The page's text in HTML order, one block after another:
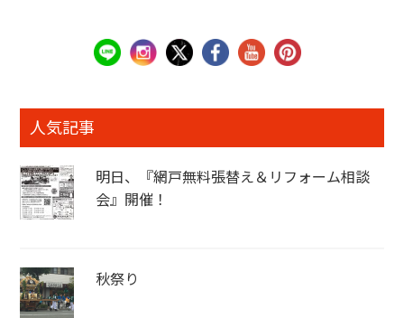
人気記事
明日、『網戸無料張替え＆リフォーム相談
会』開催！
秋祭り